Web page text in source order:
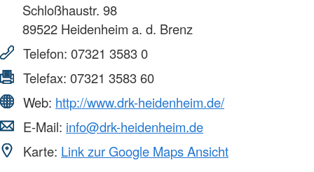
Schloßhaustr. 98
89522 Heidenheim a. d. Brenz
Telefon: 07321 3583 0
Telefax: 07321 3583 60
Web: http://www.drk-heidenheim.de/
E-Mail: info@drk-heidenheim.de
Karte: Link zur Google Maps Ansicht